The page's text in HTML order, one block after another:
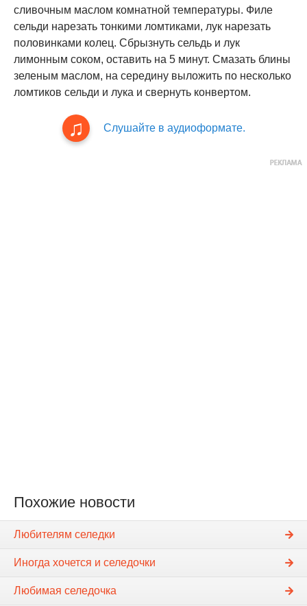
сливочным маслом комнатной температуры. Филе
сельди нарезать тонкими ломтиками, лук нарезать
половинками колец. Сбрызнуть сельдь и лук
лимонным соком, оставить на 5 минут. Смазать блины
зеленым маслом, на середину выложить по несколько
ломтиков сельди и лука и свернуть конвертом.
Слушайте в аудиоформате.
Похожие новости
Любителям селедки
Иногда хочется и селедочки
Любимая селедочка